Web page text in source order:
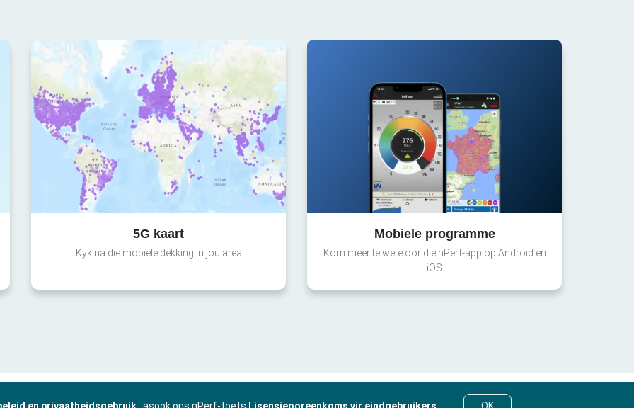
5G kaart
Kyk na die mobiele dekking in jou area
Mobiele programme
Kom meer te wete oor die nPerf-app op Android en
iOS